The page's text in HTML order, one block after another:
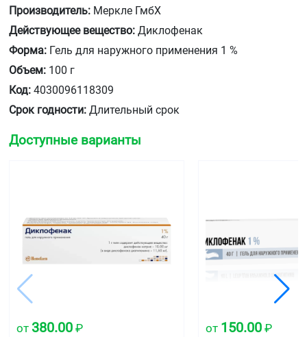
Производитель: Меркле ГмбХ
Действующее вещество: Диклофенак
Форма: Гель для наружного применения 1 %
Объем: 100 г
Код: 4030096118309
Срок годности: Длительный срок
Доступные варианты
от 380.00 ₽ от 150.00 ₽